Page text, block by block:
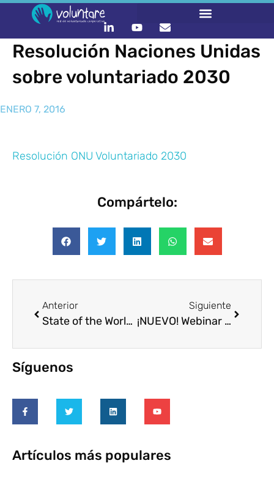
Resolución Naciones Unidas
sobre voluntariado 2030
ENERO 7, 2016
Resolución ONU Voluntariado 2030
Compártelo:
Anterior
State of the World’s Volunteerism Report. Transforming Governance
Siguiente
¡NUEVO! Webinar IAVE – Global trends in skills based volunteering
Síguenos
Artículos más populares